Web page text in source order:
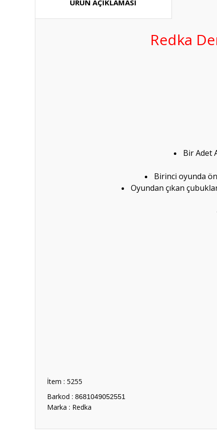
ÜRÜN AÇIKLAMASI
Redka
Bir Adet
Birinci oyunda
Oyundan çıkan
İtem : 5255
Barkod : 8681049052551
Marka : Redka